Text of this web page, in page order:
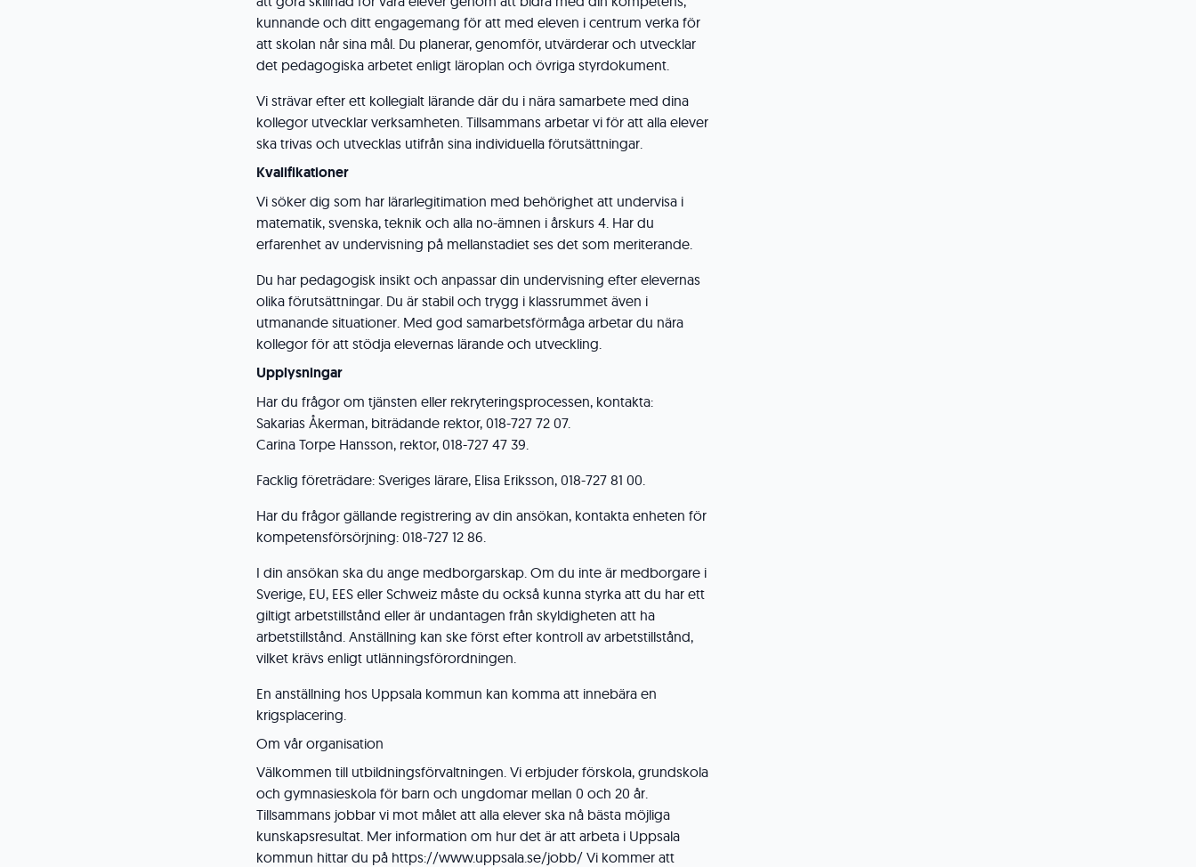
kunnande och ditt engagemang för att med eleven i centrum verka för
att skolan når sina mål. Du planerar, genomför, utvärderar och utvecklar
det pedagogiska arbetet enligt läroplan och övriga styrdokument.
Vi strävar efter ett kollegialt lärande där du i nära samarbete med dina
kollegor utvecklar verksamheten. Tillsammans arbetar vi för att alla elever
ska trivas och utvecklas utifrån sina individuella förutsättningar.
Kvalifikationer
Vi söker dig som har lärarlegitimation med behörighet att undervisa i
matematik, svenska, teknik och alla no-ämnen i årskurs 4. Har du
erfarenhet av undervisning på mellanstadiet ses det som meriterande.
Du har pedagogisk insikt och anpassar din undervisning efter elevernas
olika förutsättningar. Du är stabil och trygg i klassrummet även i
utmanande situationer. Med god samarbetsförmåga arbetar du nära
kollegor för att stödja elevernas lärande och utveckling.
Upplysningar
Har du frågor om tjänsten eller rekryteringsprocessen, kontakta:
Sakarias Åkerman, biträdande rektor, 018-727 72 07.
Carina Torpe Hansson, rektor, 018-727 47 39.
Facklig företrädare: Sveriges lärare, Elisa Eriksson, 018-727 81 00.
Har du frågor gällande registrering av din ansökan, kontakta enheten för
kompetensförsörjning: 018-727 12 86.
I din ansökan ska du ange medborgarskap. Om du inte är medborgare i
Sverige, EU, EES eller Schweiz måste du också kunna styrka att du har ett
giltigt arbetstillstånd eller är undantagen från skyldigheten att ha
arbetstillstånd. Anställning kan ske först efter kontroll av arbetstillstånd,
vilket krävs enligt utlänningsförordningen.
En anställning hos Uppsala kommun kan komma att innebära en
krigsplacering.
Om vår organisation
Välkommen till utbildningsförvaltningen. Vi erbjuder förskola, grundskola
och gymnasieskola för barn och ungdomar mellan 0 och 20 år.
Tillsammans jobbar vi mot målet att alla elever ska nå bästa möjliga
kunskapsresultat. Mer information om hur det är att arbeta i Uppsala
kommun hittar du på https://www.uppsala.se/jobb/ Vi kommer att